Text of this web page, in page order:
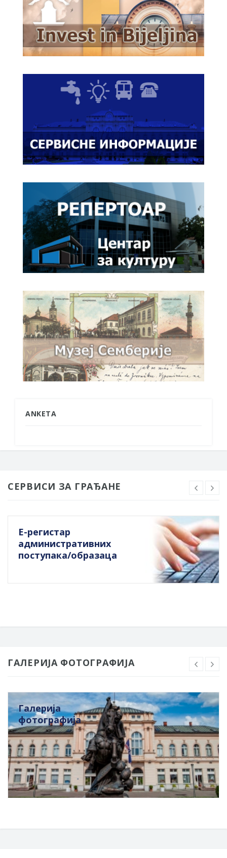
ANKETA
СЕРВИСИ ЗА ГРАЂАНЕ
Е-регистар
административних
поступака/образаца
ГАЛЕРИЈА ФОТОГРАФИЈА
Галерија
фотографија